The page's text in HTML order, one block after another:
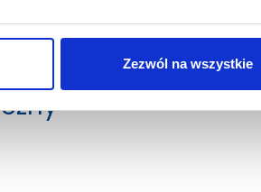
Zezwól na wszystkie